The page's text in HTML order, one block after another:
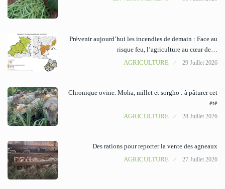
Prévenir aujourd’hui les incendies de demain : Face au
risque feu, l’agriculture au cœur de…
AGRICULTURE
29 Juillet 2026
Chronique ovine. Moha, millet et sorgho : à pâturer cet
été
AGRICULTURE
28 Juillet 2026
Des rations pour reporter la vente des agneaux
AGRICULTURE
27 Juillet 2026